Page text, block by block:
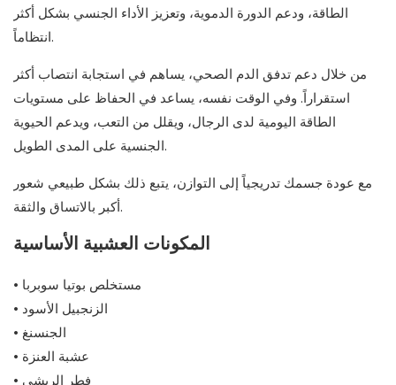
الطاقة، ودعم الدورة الدموية، وتعزيز الأداء الجنسي بشكل أكثر
انتظاماً.
من خلال دعم تدفق الدم الصحي، يساهم في استجابة انتصاب أكثر
استقراراً. وفي الوقت نفسه، يساعد في الحفاظ على مستويات
الطاقة اليومية لدى الرجال، ويقلل من التعب، ويدعم الحيوية
الجنسية على المدى الطويل.
مع عودة جسمك تدريجياً إلى التوازن، يتبع ذلك بشكل طبيعي شعور
أكبر بالاتساق والثقة.
المكونات العشبية الأساسية
• مستخلص بوتيا سوبربا
• الزنجبيل الأسود
• الجنسنغ
• عشبة العنزة
• فطر الريشي